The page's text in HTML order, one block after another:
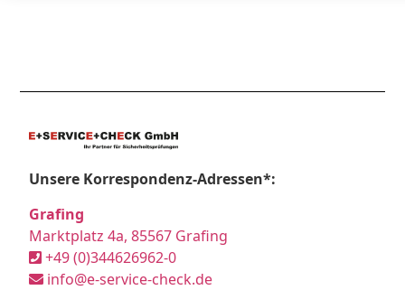
Unsere Korrespondenz-Adressen*:
Grafing
Marktplatz 4a, 85567 Grafing
+49 (0)344626962-0
info@e-service-check.de